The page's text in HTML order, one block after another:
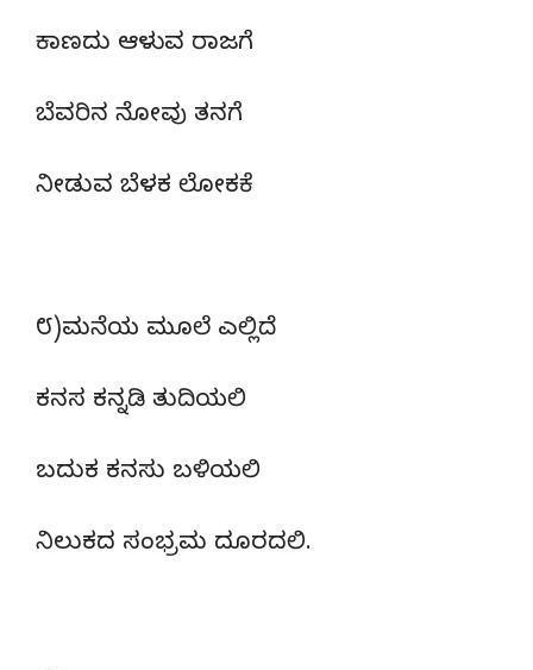
ಕಾಣದು ಆಳುವ ರಾಜಗೆ
ಬೆವರಿನ ನೋವು ತನಗೆ
ನೀಡುವ ಬೆಳಕ ಲೋಕಕೆ
೮)ಮನೆಯ ಮೂಲೆ ಎಲ್ಲಿದೆ
ಕನಸ ಕನ್ನಡಿ ತುದಿಯಲಿ
ಬದುಕ ಕನಸು ಬಳಿಯಲಿ
ನಿಲುಕದ ಸಂಭ್ರಮ ದೂರದಲಿ.